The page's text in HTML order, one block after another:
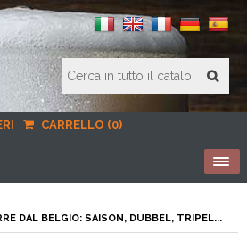
CARRELLO (0)
DAL BELGIO: SAISON, DUBBEL, TRIPEL...